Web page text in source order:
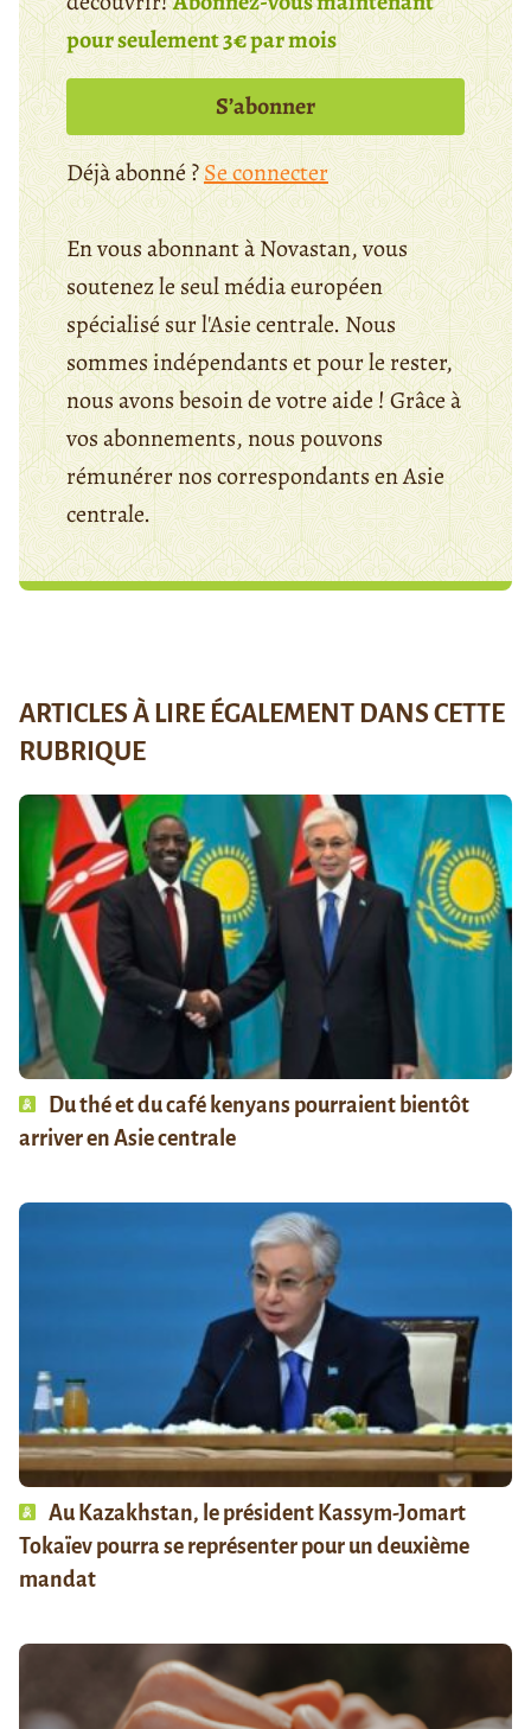
pour seulement 3€ par mois
S’abonner
Déjà abonné ?Se connecter
En vous abonnant à Novastan, vous
soutenez le seul média européen
spécialisé sur l'Asie centrale. Nous
sommes indépendants et pour le rester,
nous avons besoin de votre aide ! Grâce à
vos abonnements, nous pouvons
rémunérer nos correspondants en Asie
centrale.
ARTICLES À LIRE ÉGALEMENT DANS CETTE
RUBRIQUE
Du thé et du café kenyans pourraient bientôt
arriver en Asie centrale
Au Kazakhstan, le président Kassym-Jomart
Tokaïev pourra se représenter pour un deuxième
mandat